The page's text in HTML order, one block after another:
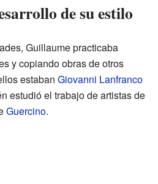
de su estilo
Guillaume practicaba
y copiando obras de otros
estaban Giovanni Lanfranco
estudió el trabajo de artistas de
Guercino.